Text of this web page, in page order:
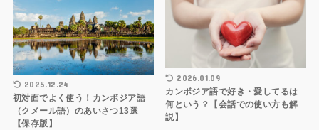
2025.12.24
初対面でよく使う！カンボジア語
（クメール語）のあいさつ13選
【保存版】
2026.01.09
カンボジア語で好き・愛してるは
何という？【会話での使い方も解
説】